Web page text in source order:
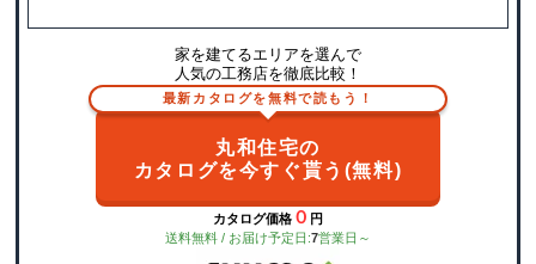
家を建てるエリアを選んで
人気の工務店を徹底比較！
最新カタログを無料で読もう！
丸和住宅の
カタログを今すぐ貰う(無料)
カタログ価格 ０ 円
送料無料 / お届け予定日:7営業日～